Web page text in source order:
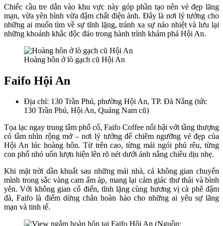
Chiếc cầu tre dẫn vào khu vực này góp phần tạo nên vẻ đẹp lãng
mạn, vừa yên bình vừa đậm chất điện ảnh. Đây là nơi lý tưởng cho
những ai muốn tìm về sự tĩnh lặng, tránh xa sự náo nhiệt và lưu lại
những khoảnh khắc độc đáo trong hành trình khám phá Hội An.
Hoàng hôn ở lò gạch cũ Hội An
Faifo Hội An
Địa chỉ: 130 Trần Phú, phường Hội An, TP. Đà Nẵng (tức
130 Trần Phú, Hội An, Quảng Nam cũ)
Tọa lạc ngay trung tâm phố cổ, Faifo Coffee nổi bật với tầng thượng
có tầm nhìn rộng mở – nơi lý tưởng để chiêm ngưỡng vẻ đẹp của
Hội An lúc hoàng hôn. Từ trên cao, từng mái ngói phủ rêu, từng
con phố nhỏ uốn lượn hiện lên rõ nét dưới ánh nắng chiều dịu nhẹ.
Khi mặt trời dần khuất sau những mái nhà, cả không gian chuyển
mình trong sắc vàng cam ấm áp, mang lại cảm giác thư thái và bình
yên. Với không gian cổ điển, tĩnh lặng cùng hương vị cà phê đậm
đà, Faifo là điểm dừng chân hoàn hảo cho những ai yêu sự lãng
mạn và tinh tế.